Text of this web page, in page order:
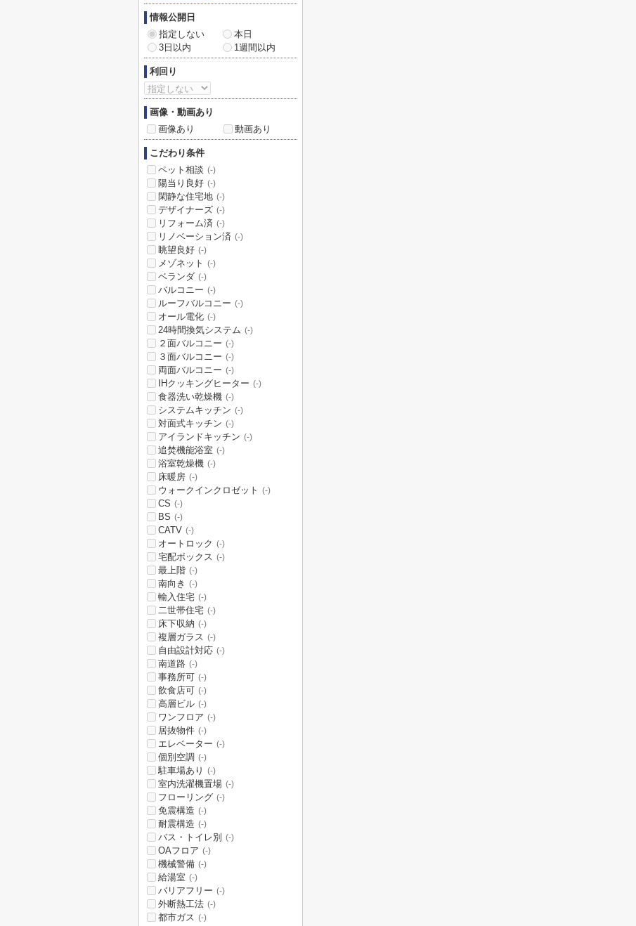
情報公開日
指定しない
本日
3日以内
1週間以内
利回り
画像・動画あり
画像あり
動画あり
こだわり条件
ペット相談 (-)
陽当り良好 (-)
閑静な住宅地 (-)
デザイナーズ (-)
リフォーム済 (-)
リノベーション済 (-)
眺望良好 (-)
メゾネット (-)
ベランダ (-)
バルコニー (-)
ルーフバルコニー (-)
オール電化 (-)
24時間換気システム (-)
２面バルコニー (-)
３面バルコニー (-)
両面バルコニー (-)
IHクッキングヒーター (-)
食器洗い乾燥機 (-)
システムキッチン (-)
対面式キッチン (-)
アイランドキッチン (-)
追焚機能浴室 (-)
浴室乾燥機 (-)
床暖房 (-)
ウォークインクロゼット (-)
CS (-)
BS (-)
CATV (-)
オートロック (-)
宅配ボックス (-)
最上階 (-)
南向き (-)
輸入住宅 (-)
二世帯住宅 (-)
床下収納 (-)
複層ガラス (-)
自由設計対応 (-)
南道路 (-)
事務所可 (-)
飲食店可 (-)
高層ビル (-)
ワンフロア (-)
居抜物件 (-)
エレベーター (-)
個別空調 (-)
駐車場あり (-)
室内洗濯機置場 (-)
フローリング (-)
免震構造 (-)
耐震構造 (-)
バス・トイレ別 (-)
OAフロア (-)
機械警備 (-)
給湯室 (-)
バリアフリー (-)
外断熱工法 (-)
都市ガス (-)